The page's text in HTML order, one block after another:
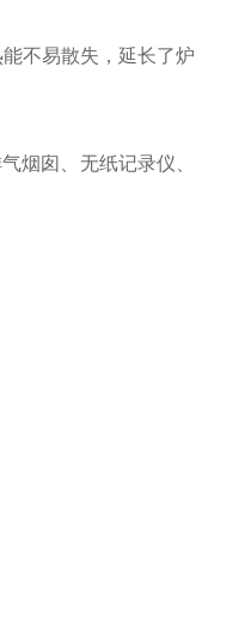
不易散失，延长了炉
烟囱、无纸记录仪、